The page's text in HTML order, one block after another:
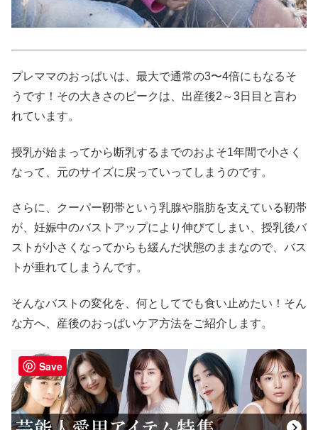
プレママのおっぱいは、最大で通常の3〜4倍にもなるそ
うです！その大きさのピークは、出産後2～3日目と言わ
れています。
授乳が始まってから断乳するまでのおよそ1年間で小さく
なって、元のサイズに戻っていってしまうのです。
さらに、クーパー靭帯という乳腺や脂肪を支えている靭帯
が、妊娠中のバストアップにより伸びてしまい、授乳後バ
ストが小さくなってからも緩んだ状態のままなので、バス
トが垂れてしまうんです。
そんなバストの変化を、何としてでも食い止めたい！そん
な方へ、産後のおっぱいケア方法をご紹介します。
Save